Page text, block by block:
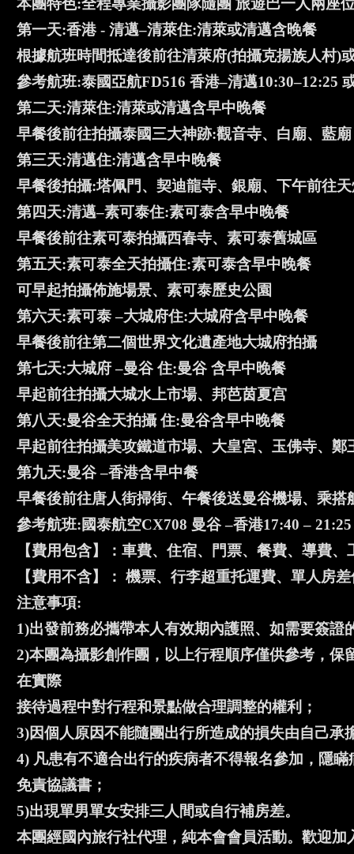
本團特色:全程專業攝影團隊隨團 旅遊巴一人兩座
第一天:香港 - 清邁–清萊住:清萊或清邁含晚餐
根據航班時間抵達後前往清萊府(拍攝克揚族人村)
參考航班:泰國亞航FD516 香港–清邁10:30–12:25
第二天:清萊住:清萊或清邁含早中晚餐
早餐後前往拍攝泰國三大神跡:觀音寺、白廟、藍廟
第三天:清邁住:清邁含早中晚餐
早餐後拍攝:塔佩門、契迪龍寺、銀廟、下午前往
第四天:清邁–素可泰住:素可泰含早中晚餐
早餐後前往素可泰拍攝西春寺、素可泰舊城區
第五天:素可泰全天拍攝住:素可泰含早中晚餐
可早起拍攝佈施場景、素可泰歷史公園
第六天:素可泰 –大城府住:大城府含早中晚餐
早餐後前往第二個世界文化遺產地大城府拍攝
第七天:大城府 –曼谷 住:曼谷 含早中晚餐
早起前往拍攝大城水上市場、邦芭茵夏宫
第八天:曼谷全天拍攝 住:曼谷含早中晚餐
早起前往拍攝美攻鐵道市場、大皇宮、玉佛寺、鄭
第九天:曼谷 –香港含早中餐
早餐後前往唐人街掃街、午餐後送曼谷機場、乘搭
參考航班:國泰航空CX708 曼谷 –香港17:40 – 21:25
【費用包含】：車費、住宿、門票、餐費、導費
【費用不含】： 機票、行李超重托運費、單人房
注意事項:
1)出發前務必攜帶本人有效期內護照、如需要簽證
2)本團為攝影創作團，以上行程順序僅供參考，
在實際
接待過程中對行程和景點做合理調整的權利；
3)因個人原因不能隨團出行所造成的損失由自己承
4) 凡患有不適合出行的疾病者不得報名參加，隱
免責協議書；
5)出現單男單女安排三人間或自行補房差。
本團經國內旅行社代理，純本會會員活動。歡迎